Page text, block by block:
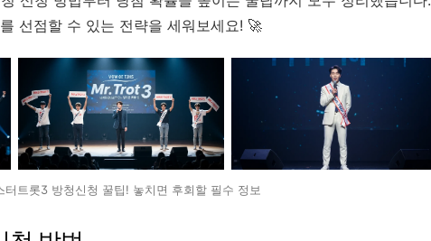
선점할 수 있는 전략을 세워보세요! 🚀
터트롯3 방청신청 꿀팁! 놓치면 후회할 필수 정보